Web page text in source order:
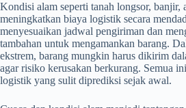
Kondisi alam seperti tanah longsor, banjir,
meningkatkan biaya logistik secara
menyesuaikan jadwal pengiriman dan
tambahan untuk mengamankan barang.
ekstrem, barang mungkin harus dikirim
agar risiko kerusakan berkurang. Semua
logistik yang sulit diprediksi sejak awal.